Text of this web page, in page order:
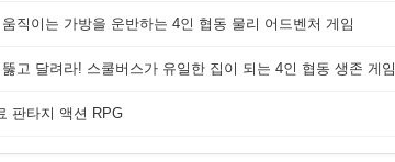
직이는 가방을 운반하는 4인 협동 물리 어드벤처 게임
고 달려라! 스쿨버스가 유일한 집이 되는 4인 협동 생존 게임
판타지 액션 RPG